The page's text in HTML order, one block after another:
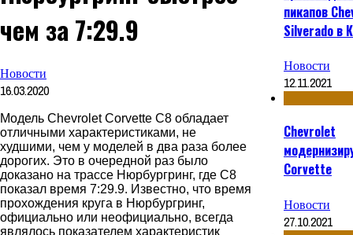
чем за 7:29.9
Новости
16.03.2020
Модель Chevrolet Corvette C8 обладает
отличными характеристиками, не
худшими, чем у моделей в два раза более
дорогих. Это в очередной раз было
доказано на трассе Нюрбургринг, где C8
показал время 7:29.9. Известно, что время
прохождения круга в Нюрбургринг,
официально или неофициально, всегда
являлось показателем характеристик
пикапов
Silverado в
Новости
12.11.2021
Chevrolet
Corvette
Новости
27.10.2021